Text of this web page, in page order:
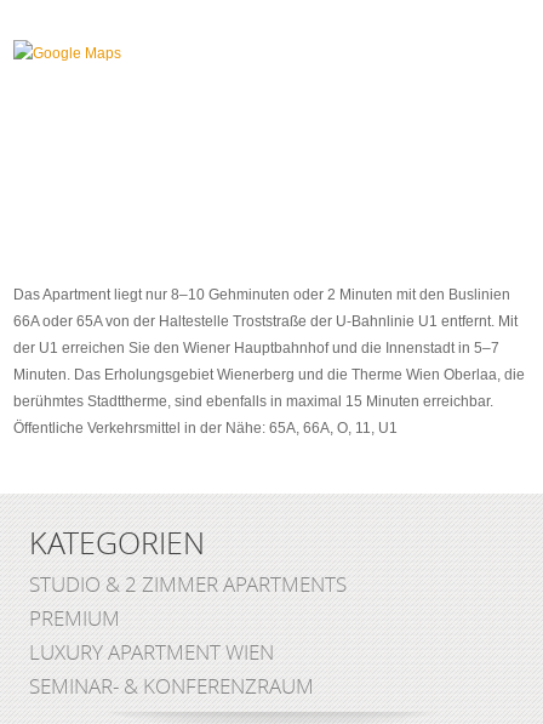
Das Apartment liegt nur 8–10 Gehminuten oder 2 Minuten mit den Buslinien
66A oder 65A von der Haltestelle Troststraße der U-Bahnlinie U1 entfernt. Mit
der U1 erreichen Sie den Wiener Hauptbahnhof und die Innenstadt in 5–7
Minuten. Das Erholungsgebiet Wienerberg und die Therme Wien Oberlaa, die
berühmtes Stadttherme, sind ebenfalls in maximal 15 Minuten erreichbar.
Öffentliche Verkehrsmittel in der Nähe: 65A, 66A, O, 11, U1
KATEGORIEN
STUDIO & 2 ZIMMER APARTMENTS
PREMIUM
LUXURY APARTMENT WIEN
SEMINAR- & KONFERENZRAUM